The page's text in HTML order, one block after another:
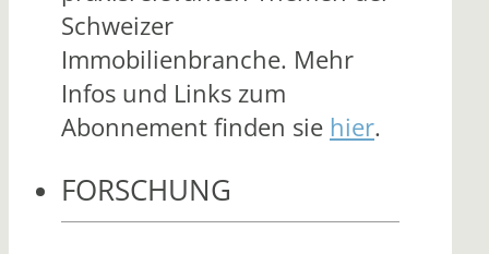
Schweizer
Immobilienbranche. Mehr
Infos und Links zum
Abonnement finden sie hier.
FORSCHUNG